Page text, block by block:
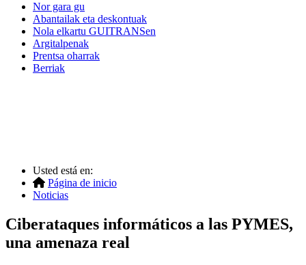
Nor gara gu
Abantailak eta deskontuak
Nola elkartu GUITRANSen
Argitalpenak
Prentsa oharrak
Berriak
Usted está en:
Página de inicio
Noticias
Ciberataques informáticos a las PYMES,
una amenaza real